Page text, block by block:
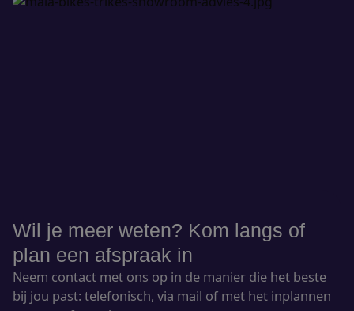
Wil je meer weten? Kom langs of
plan een afspraak in
Neem contact met ons op in de manier die het beste
bij jou past: telefonisch, via mail of met het inplannen